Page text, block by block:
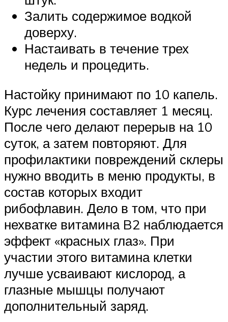
Залить содержимое водкой
доверху.
Настаивать в течение трех
недель и процедить.
Настойку принимают по 10 капель.
Курс лечения составляет 1 месяц.
После чего делают перерыв на 10
суток, а затем повторяют. Для
профилактики повреждений склеры
нужно вводить в меню продукты, в
состав которых входит
рибофлавин. Дело в том, что при
нехватке витамина B2 наблюдается
эффект «красных глаз». При
участии этого витамина клетки
лучше усваивают кислород, а
глазные мышцы получают
дополнительный заряд.